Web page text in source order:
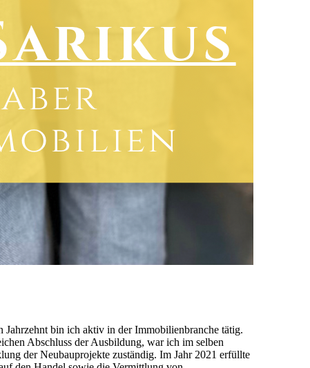
bin ich aktiv in der Immobilienbranche tätig.
Abschluss der Ausbildung, war ich im selben
der Neubauprojekte zuständig. Im Jahr 2021 erfüllte